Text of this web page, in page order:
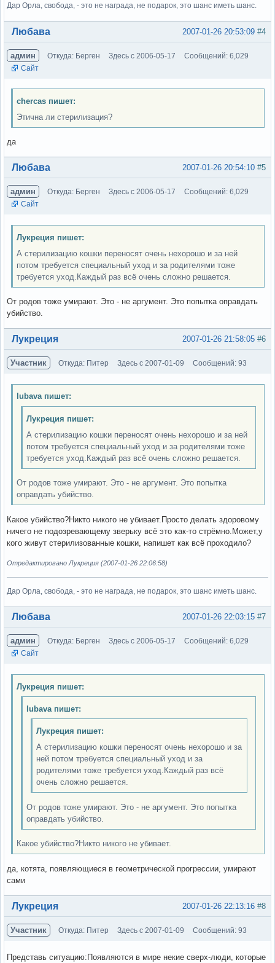
Дар Орла, свобода, - это не награда, не подарок, это шанс иметь шанс.
Вне форума #4
2007-01-26 20:53:09
Любава
админ Откуда: Берген Здесь с 2006-05-17
Сообщений: 6,029
Сайт
chercas пишет:
Этична ли стерилизация?
да
Вне форума #5
2007-01-26 20:54:10
Любава
админ Откуда: Берген Здесь с 2006-05-17
Сообщений: 6,029
Сайт
Лукреция пишет:
А стерилизацию кошки переносят очень нехорошо и за ней
потом требуется специальный уход и за родителями тоже
требуется уход.Каждый раз всё очень сложно решается.
От родов тоже умирают. Это - не аргумент. Это попытка оправдать
убийство.
Вне форума #6
2007-01-26 21:58:05
Лукреция
Участник Откуда: Питер Здесь с 2007-01-09 Сообщений: 93
lubava пишет:
Лукреция пишет:
А стерилизацию кошки переносят очень нехорошо и за ней
потом требуется специальный уход и за родителями тоже
требуется уход.Каждый раз всё очень сложно решается.
От родов тоже умирают. Это - не аргумент. Это попытка
оправдать убийство.
Какое убийство?Никто никого не убивает.Просто делать здоровому
ничего не подозревающему зверьку всё это как-то стрёмно.Может,у
кого живут стерилизованные кошки, напишет как всё проходило?
Отредактировано Лукреция (2007-01-26 22:06:58)
Дар Орла, свобода, - это не награда, не подарок, это шанс иметь шанс.
Вне форума #7
2007-01-26 22:03:15
Любава
админ Откуда: Берген Здесь с 2006-05-17
Сообщений: 6,029
Сайт
Лукреция пишет:
lubava пишет:
Лукреция пишет:
А стерилизацию кошки переносят очень нехорошо и за
ней потом требуется специальный уход и за
родителями тоже требуется уход.Каждый раз всё
очень сложно решается.
От родов тоже умирают. Это - не аргумент. Это попытка
оправдать убийство.
Какое убийство?Никто никого не убивает.
да, котята, появляющиеся в геометрической прогрессии, умирают
сами
Вне форума #8
2007-01-26 22:13:16
Лукреция
Участник Откуда: Питер Здесь с 2007-01-09 Сообщений: 93
Представь ситуацию:Появляются в мире некие сверх-люди, которые